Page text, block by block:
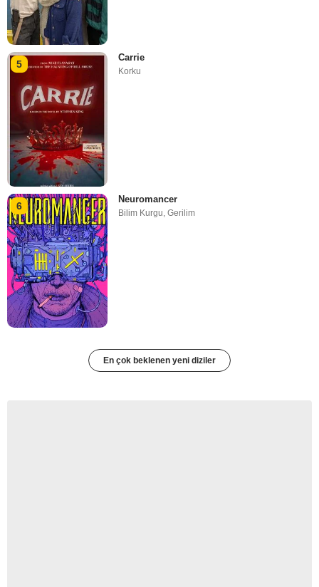
5
Carrie
Korku
6
Neuromancer
Bilim Kurgu ,Gerilim
En çok beklenen yeni diziler